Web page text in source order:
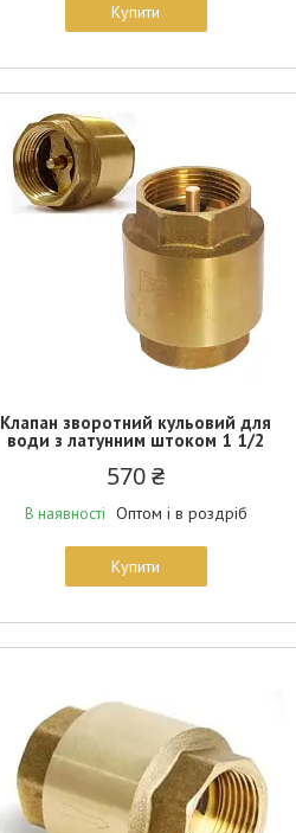
Купити
Клапан зворотний кульовий для
води з латунним штоком 1 1/2
570 ₴
В наявності Оптом і в роздріб
Купити